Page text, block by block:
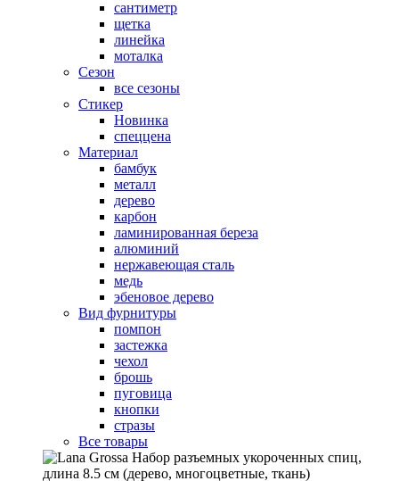
сантиметр
щетка
линейка
моталка
Сезон
все сезоны
Стикер
Новинка
спеццена
Материал
бамбук
металл
дерево
карбон
ламинированная береза
алюминий
нержавеющая сталь
медь
эбеновое дерево
Вид фурнитуры
помпон
застежка
чехол
брошь
пуговица
кнопки
стразы
Все товары